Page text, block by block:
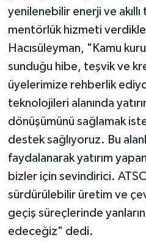
yenilenebilir enerji ve
mentörlük hizmeti
Hacısüleyman, "Kamu
sunduğu hibe, teşvik ve
üyelerimize rehberlik
teknolojileri alanında
dönüşümünü sağlamak
destek sağlıyoruz. Bu
faydalanarak yatırım
bizler için sevindirici.
sürdürülebilir üretim ve
geçiş süreçlerinde
edeceğiz" dedi.